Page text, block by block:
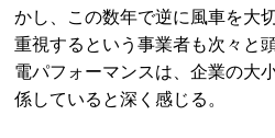
かし、この数年で逆に風車を大
重視するという事業者も次々と
電パフォーマンスは、企業の大
係していると深く感じる。